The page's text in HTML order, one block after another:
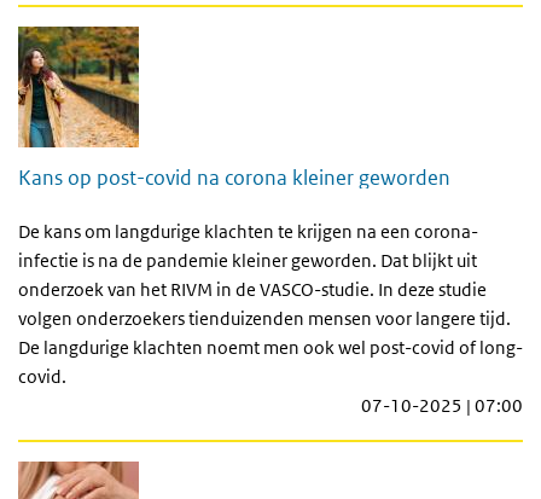
Kans op post-covid na corona kleiner geworden
De kans om langdurige klachten te krijgen na een corona-
infectie is na de pandemie kleiner geworden. Dat blijkt uit
onderzoek van het RIVM in de VASCO-studie. In deze studie
volgen onderzoekers tienduizenden mensen voor langere tijd.
De langdurige klachten noemt men ook wel post-covid of long-
covid.
07-10-2025 | 07:00